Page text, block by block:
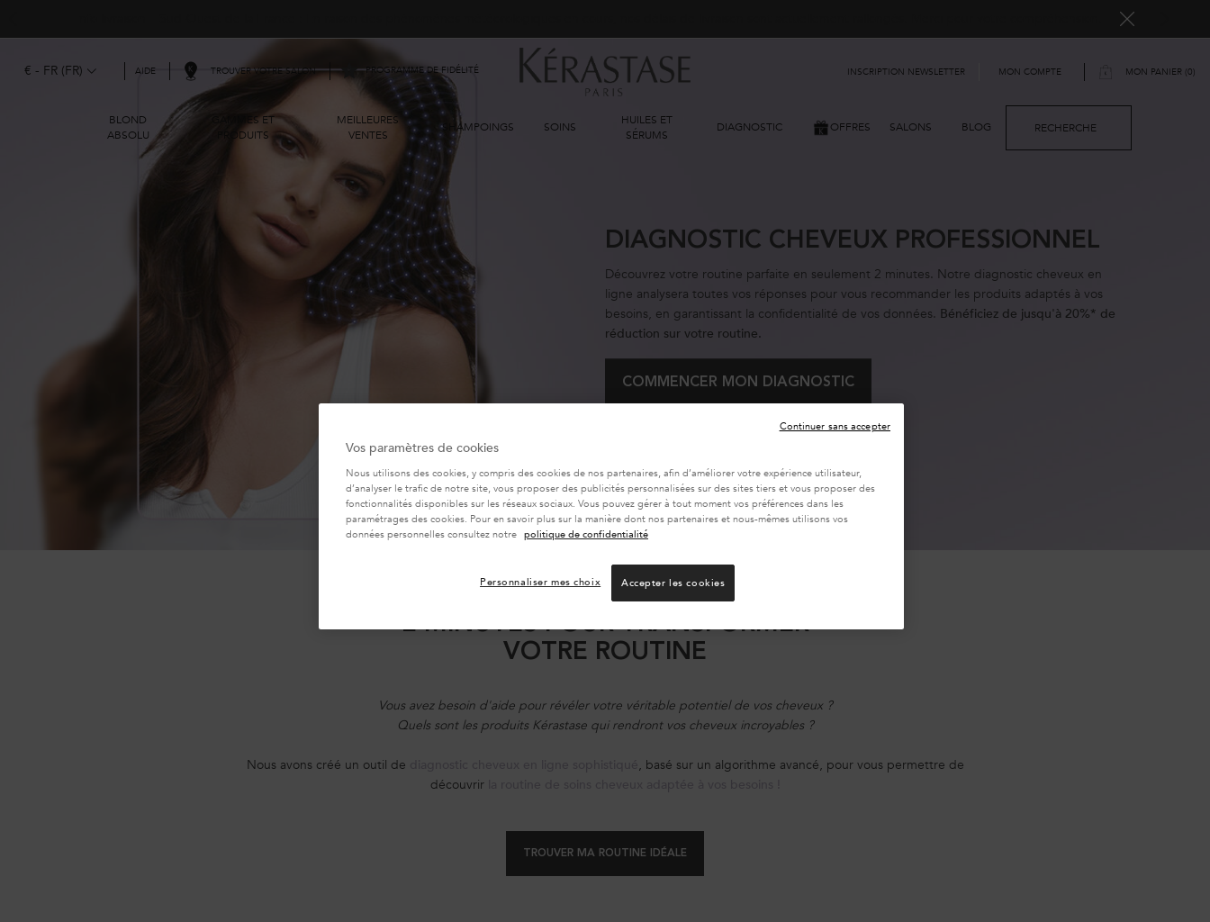
€ - FR (FR) AIDE TROUVER VOTRE SALON PROGRAMME DE FIDÉLITÉ INSCRIPTION NEWSLETTER MON COMPTE MON PANIER 0
0 PRODUIT
BLOND
ABSOLU
GAMMES ET
PRODUITS
MEILLEURES
VENTES
SHAMPOINGS SOINS
HUILES ET
SÉRUMS
DIAGNOSTIC OFFRES SALONS BLOG RECHERCHE
DIAGNOSTIC CHEVEUX PROFESSIONNEL
Découvrez votre routine parfaite en seulement 2 minutes. Notre diagnostic cheveux en
ligne analysera toutes vos réponses pour vous recommander les produits adaptés à vos
besoins, en garantissant la confidentialité de vos données. Bénéficiez de jusqu'à 20%* de
réduction sur votre routine.
COMMENCER MON DIAGNOSTIC
2 MINUTES POUR TRANSFORMER
VOTRE ROUTINE
Vous avez besoin d'aide pour révéler votre véritable potentiel de vos cheveux ?
Quels sont les produits Kérastase qui rendront vos cheveux incroyables ?
Nous avons créé un outil de
, basé sur un algorithme avancé, pour vous permettre de
découvrir
TROUVER MA ROUTINE IDÉALE
Vos paramètres de cookies
Nous utilisons des cookies, y compris des cookies de nos partenaires, afin d’améliorer votre expérience utilisateur,
d’analyser le trafic de notre site, vous proposer des publicités personnalisées sur des sites tiers et vous proposer des
fonctionnalités disponibles sur les réseaux sociaux. Vous pouvez gérer à tout moment vos préférences dans les
paramétrages des cookies. Pour en savoir plus sur la manière dont nos partenaires et nous-mêmes utilisons vos
données personnelles consultez notre politique de confidentialité
Accepter les cookies
Personnaliser mes choix
Continuer sans accepter